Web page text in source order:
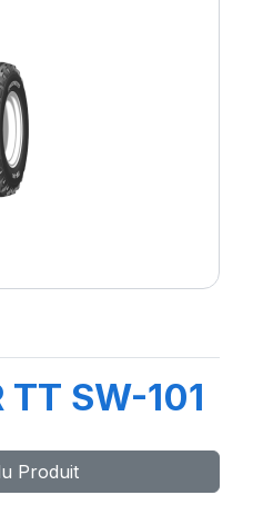
SW-101
Produit